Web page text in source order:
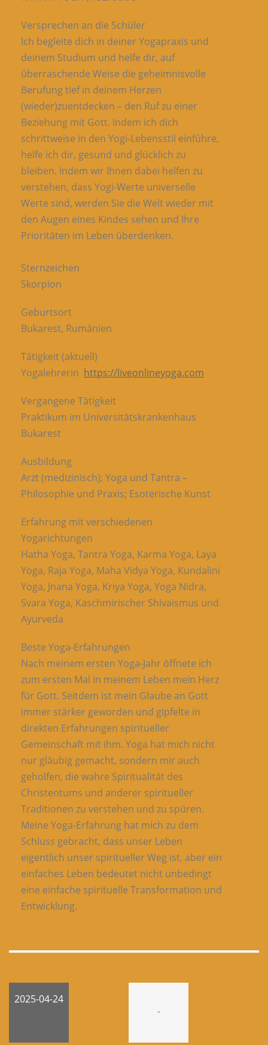
Versprechen an die Schüler
Ich begleite dich in deiner Yogapraxis und
deinem Studium und helfe dir, auf
überraschende Weise die geheimnisvolle
Berufung tief in deinem Herzen
(wieder)zuentdecken – den Ruf zu einer
Beziehung mit Gott. Indem ich dich
schrittweise in den Yogi-Lebensstil einführe,
helfe ich dir, gesund und glücklich zu
bleiben. Indem wir Ihnen dabei helfen zu
verstehen, dass Yogi-Werte universelle
Werte sind, werden Sie die Welt wieder mit
den Augen eines Kindes sehen und Ihre
Prioritäten im Leben überdenken.
Sternzeichen
Skorpion
Geburtsort
Bukarest, Rumänien
Tätigkeit (aktuell)
Yogalehrerin https://liveonlineyoga.com
Vergangene Tätigkeit
Praktikum im Universitätskrankenhaus
Bukarest
Ausbildung
Arzt (medizinisch); Yoga und Tantra –
Philosophie und Praxis; Esoterische Kunst
Erfahrung mit verschiedenen
Yogarichtungen
Hatha Yoga, Tantra Yoga, Karma Yoga, Laya
Yoga, Raja Yoga, Maha Vidya Yoga, Kundalini
Yoga, Jnana Yoga, Kriya Yoga, Yoga Nidra,
Svara Yoga, Kaschmirischer Shivaismus und
Ayurveda
Beste Yoga-Erfahrungen
Nach meinem ersten Yoga-Jahr öffnete ich
zum ersten Mal in meinem Leben mein Herz
für Gott. Seitdem ist mein Glaube an Gott
immer stärker geworden und gipfelte in
direkten Erfahrungen spiritueller
Gemeinschaft mit ihm. Yoga hat mich nicht
nur gläubig gemacht, sondern mir auch
geholfen, die wahre Spiritualität des
Christentums und anderer spiritueller
Traditionen zu verstehen und zu spüren.
Meine Yoga-Erfahrung hat mich zu dem
Schluss gebracht, dass unser Leben
eigentlich unser spiritueller Weg ist, aber ein
einfaches Leben bedeutet nicht unbedingt
eine einfache spirituelle Transformation und
Entwicklung.
2025-04-24
-